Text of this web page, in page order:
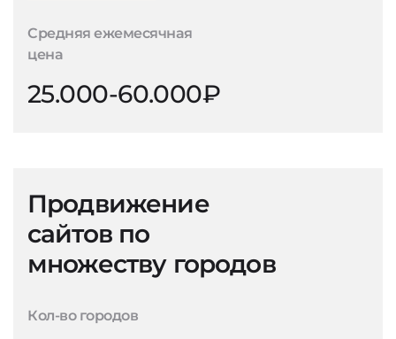
Средняя ежемесячная
цена
25.000-60.000₽
Продвижение
сайтов по
множеству городов
Кол-во городов